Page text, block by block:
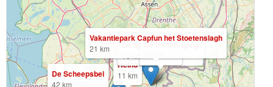
Heino
11 km
De Sprookjescamping
De Belten
Vakantiepark Capfun het Stoetenslagh
21 km
De Scheepsbel
42 km